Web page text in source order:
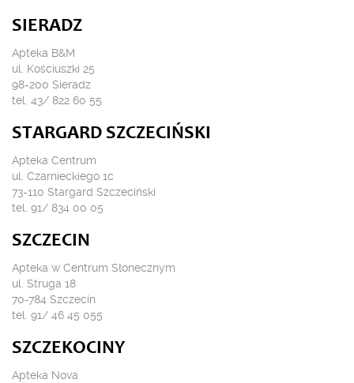
SIERADZ
Apteka B&M
ul. Kościuszki 25
98-200 Sieradz
tel. 43/ 822 60 55
STARGARD SZCZECIŃSKI
Apteka Centrum
ul. Czarnieckiego 1c
73-110 Stargard Szczeciński
tel. 91/ 834 00 05
SZCZECIN
Apteka w Centrum Słonecznym
ul. Struga 18
70-784 Szczecin
tel. 91/ 46 45 055
SZCZEKOCINY
Apteka Nova